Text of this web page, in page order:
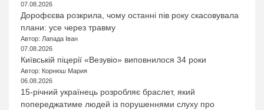
07.08.2026
Дорофєєва розкрила, чому останні пів року скасовувала
плани: усе через травму
Автор: Лапада Іван
07.08.2026
Київській піцерії «Везувіо» виповнилося 34 роки
Автор: Корнюш Мария
06.08.2026
15-річний українець розробляє браслет, який
попереджатиме людей із порушеннями слуху про